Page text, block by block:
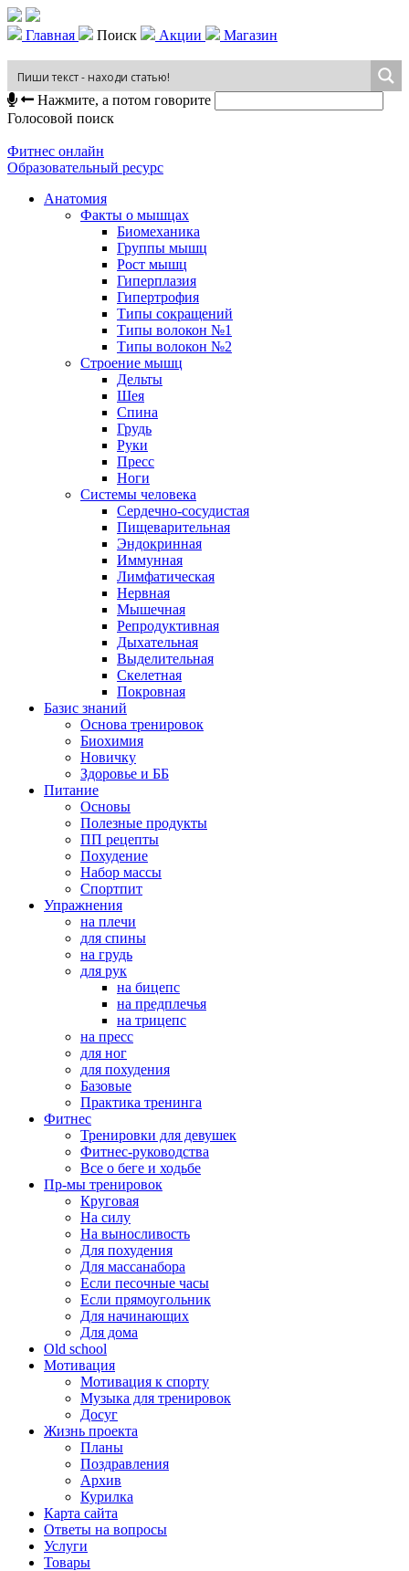
Главная Поиск Акции Магазин
Нажмите, а потом говорите
Голосовой поиск
Фитнес онлайн
Образовательный ресурс
Анатомия
Факты о мышцах
Биомеханика
Группы мышц
Рост мышц
Гиперплазия
Гипертрофия
Типы сокращений
Типы волокон №1
Типы волокон №2
Строение мышц
Дельты
Шея
Спина
Грудь
Руки
Пресс
Ноги
Системы человека
Сердечно-сосудистая
Пищеварительная
Эндокринная
Иммунная
Лимфатическая
Нервная
Мышечная
Репродуктивная
Дыхательная
Выделительная
Скелетная
Покровная
Базис знаний
Основа тренировок
Биохимия
Новичку
Здоровье и ББ
Питание
Основы
Полезные продукты
ПП рецепты
Похудение
Набор массы
Спортпит
Упражнения
на плечи
для спины
на грудь
для рук
на бицепс
на предплечья
на трицепс
на пресс
для ног
для похудения
Базовые
Практика тренинга
Фитнес
Тренировки для девушек
Фитнес-руководства
Все о беге и ходьбе
Пр-мы тренировок
Круговая
На силу
На выносливость
Для похудения
Для массанабора
Если песочные часы
Если прямоугольник
Для начинающих
Для дома
Old school
Мотивация
Мотивация к спорту
Музыка для тренировок
Досуг
Жизнь проекта
Планы
Поздравления
Архив
Курилка
Карта сайта
Ответы на вопросы
Услуги
Товары